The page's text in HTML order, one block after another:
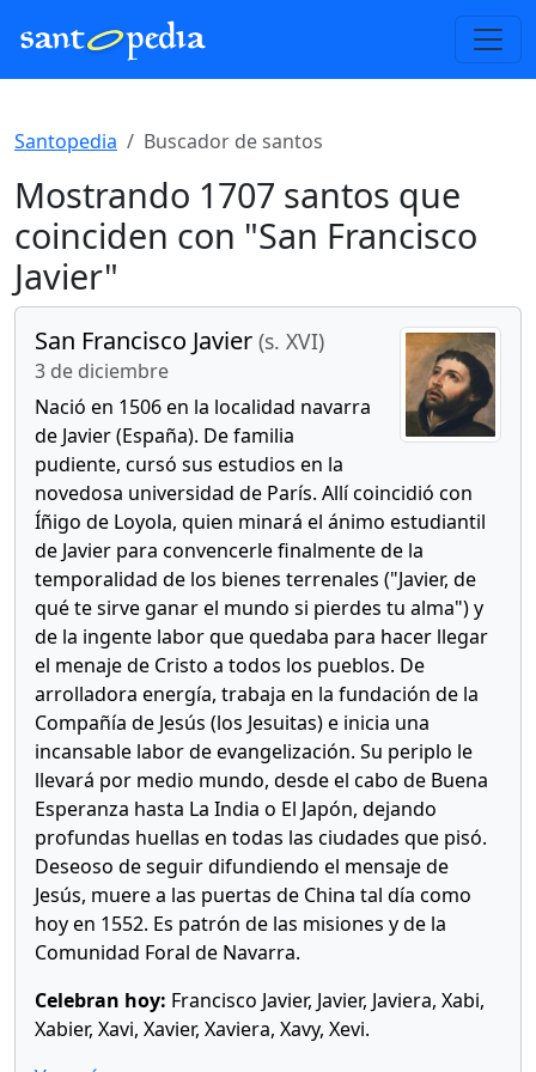
Santopedia Buscador de santos
Mostrando 1707 santos que
coinciden con "San Francisco
Javier"
San Francisco Javier (s. XVI)
3 de diciembre
Nació en 1506 en la localidad navarra
de Javier (España). De familia
pudiente, cursó sus estudios en la
novedosa universidad de París. Allí coincidió con
Íñigo de Loyola, quien minará el ánimo estudiantil
de Javier para convencerle finalmente de la
temporalidad de los bienes terrenales ("Javier, de
qué te sirve ganar el mundo si pierdes tu alma") y
de la ingente labor que quedaba para hacer llegar
el menaje de Cristo a todos los pueblos. De
arrolladora energía, trabaja en la fundación de la
Compañía de Jesús (los Jesuitas) e inicia una
incansable labor de evangelización. Su periplo le
llevará por medio mundo, desde el cabo de Buena
Esperanza hasta La India o El Japón, dejando
profundas huellas en todas las ciudades que pisó.
Deseoso de seguir difundiendo el mensaje de
Jesús, muere a las puertas de China tal día como
hoy en 1552. Es patrón de las misiones y de la
Comunidad Foral de Navarra.
Celebran hoy: Francisco Javier, Javier, Javiera, Xabi,
Xabier, Xavi, Xavier, Xaviera, Xavy, Xevi.